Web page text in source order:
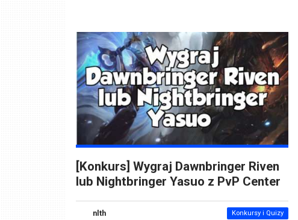
[Konkurs] Wygraj Dawnbringer Riven
lub Nightbringer Yasuo z PvP Center
nlth Konkursy i Quizy